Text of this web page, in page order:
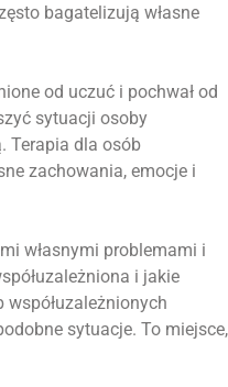
bagatelizują własne
od uczuć i pochwał od
sytuacji osoby
Terapia dla osób
zachowania, emocje i
własnymi problemami i
i jakie
sytuacje. To miejsce,